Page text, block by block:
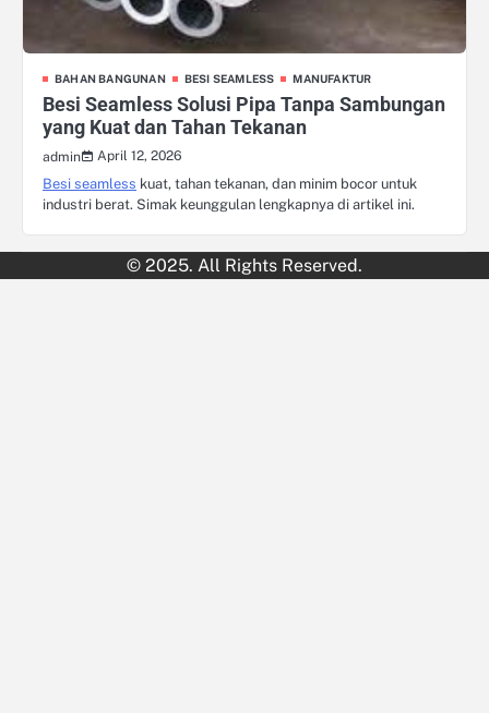
BAHAN BANGUNAN BESI SEAMLESS MANUFAKTUR
Besi Seamless Solusi Pipa Tanpa Sambungan
yang Kuat dan Tahan Tekanan
admin
April 12, 2026
Besi seamless kuat, tahan tekanan, dan minim bocor untuk
industri berat. Simak keunggulan lengkapnya di artikel ini.
© 2025. All Rights Reserved.